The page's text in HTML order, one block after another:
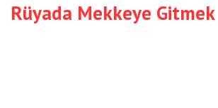
Rüyada Mekkeye Gitmek